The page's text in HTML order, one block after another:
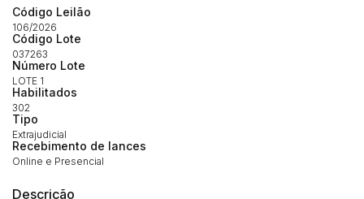
Código Leilão
106/2026
Código Lote
037263
Número Lote
LOTE 1
Habilitados
302
Tipo
Extrajudicial
Recebimento de lances
Online e Presencial
Descrição
(Art. 895, CPC)
Clique aqui para fazer login